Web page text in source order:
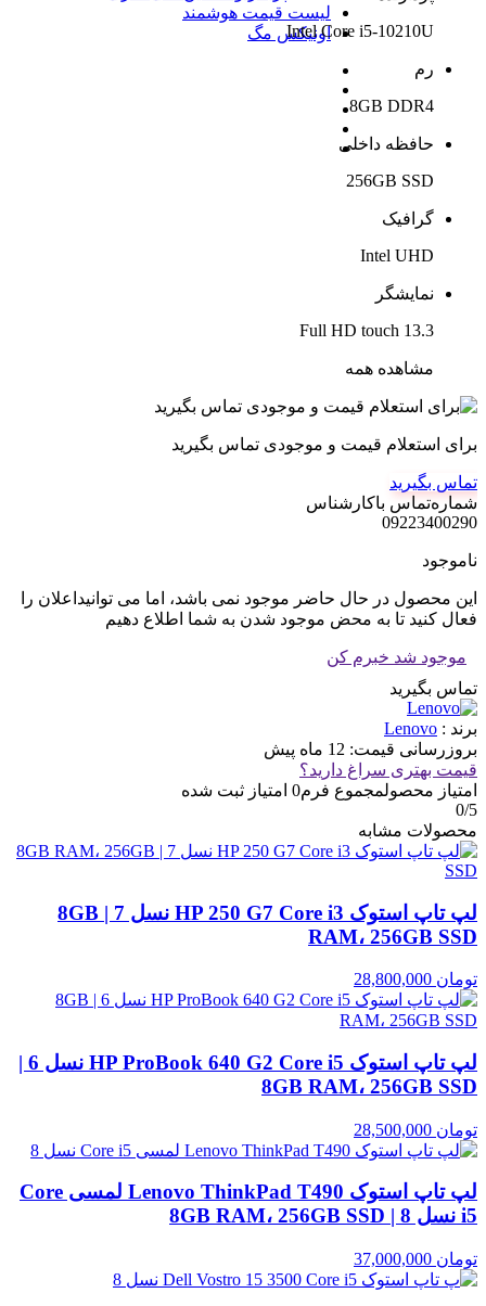
لیست قیمت هوشمند
اونیکس مگ
Intel Core i5-10210U
رم
8GB DDR4
حافظه داخلی
256GB SSD
گرافیک
Intel UHD
نمایشگر
13.3 Full HD touch
مشاهده همه
برای استعلام قیمت و موجودی تماس بگیرید
تماس بگیرید
شماره‌تماس‌ با‌کارشناس
09223400290
ناموجود
این محصول در حال حاضر موجود نمی باشد، اما می توانیداعلان را
فعال کنید تا به محض موجود شدن به شما اطلاع دهیم
موجود شد خبرم کن
تماس بگیرید
برند : Lenovo
بروزرسانی قیمت: 12 ماه پیش
قیمت بهتری سراغ دارید؟
امتیاز محصولمجموع فرم0 امتیاز ثبت شده
0/5
محصولات مشابه
لپ تاپ استوک HP 250 G7 Core i3 نسل 7 | 8GB
RAM، 256GB SSD
تومان
لپ تاپ استوک HP ProBook 640 G2 Core i5 نسل 6 |
8GB RAM، 256GB SSD
تومان
لپ تاپ استوک Lenovo ThinkPad T490 لمسی Core
i5 نسل 8 | 8GB RAM، 256GB SSD
تومان